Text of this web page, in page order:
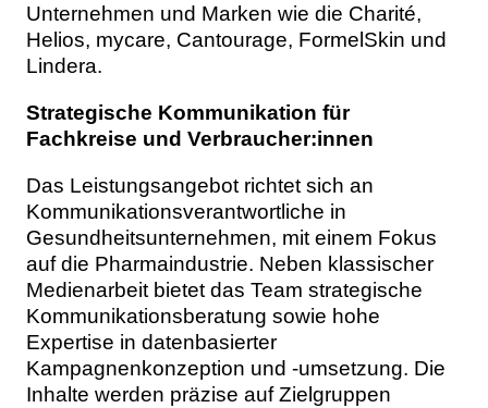
Unternehmen und Marken wie die Charité,
Helios, mycare, Cantourage, FormelSkin und
Lindera.
Strategische Kommunikation für
Fachkreise und Verbraucher:innen
Das Leistungsangebot richtet sich an
Kommunikationsverantwortliche in
Gesundheitsunternehmen, mit einem Fokus
auf die Pharmaindustrie. Neben klassischer
Medienarbeit bietet das Team strategische
Kommunikationsberatung sowie hohe
Expertise in datenbasierter
Kampagnenkonzeption und -umsetzung. Die
Inhalte werden präzise auf Zielgruppen